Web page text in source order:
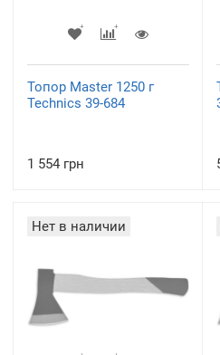
Топор Master 1250 г
Technics 39-684
1 554 грн
Нет в наличии